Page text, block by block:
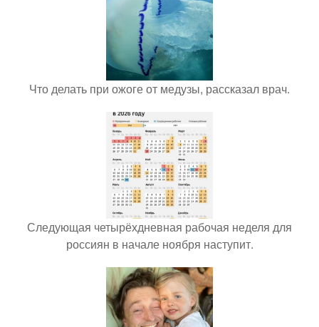
Что делать при ожоге от медузы, рассказал врач.
Следующая четырёхдневная рабочая неделя для
россиян в начале ноября наступит.